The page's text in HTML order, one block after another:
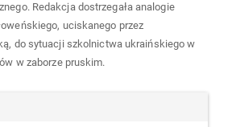
Redakcja dostrzegała analogie
uciskanego przez
do sytuacji szkolnictwa ukraińskiego w
w zaborze pruskim.